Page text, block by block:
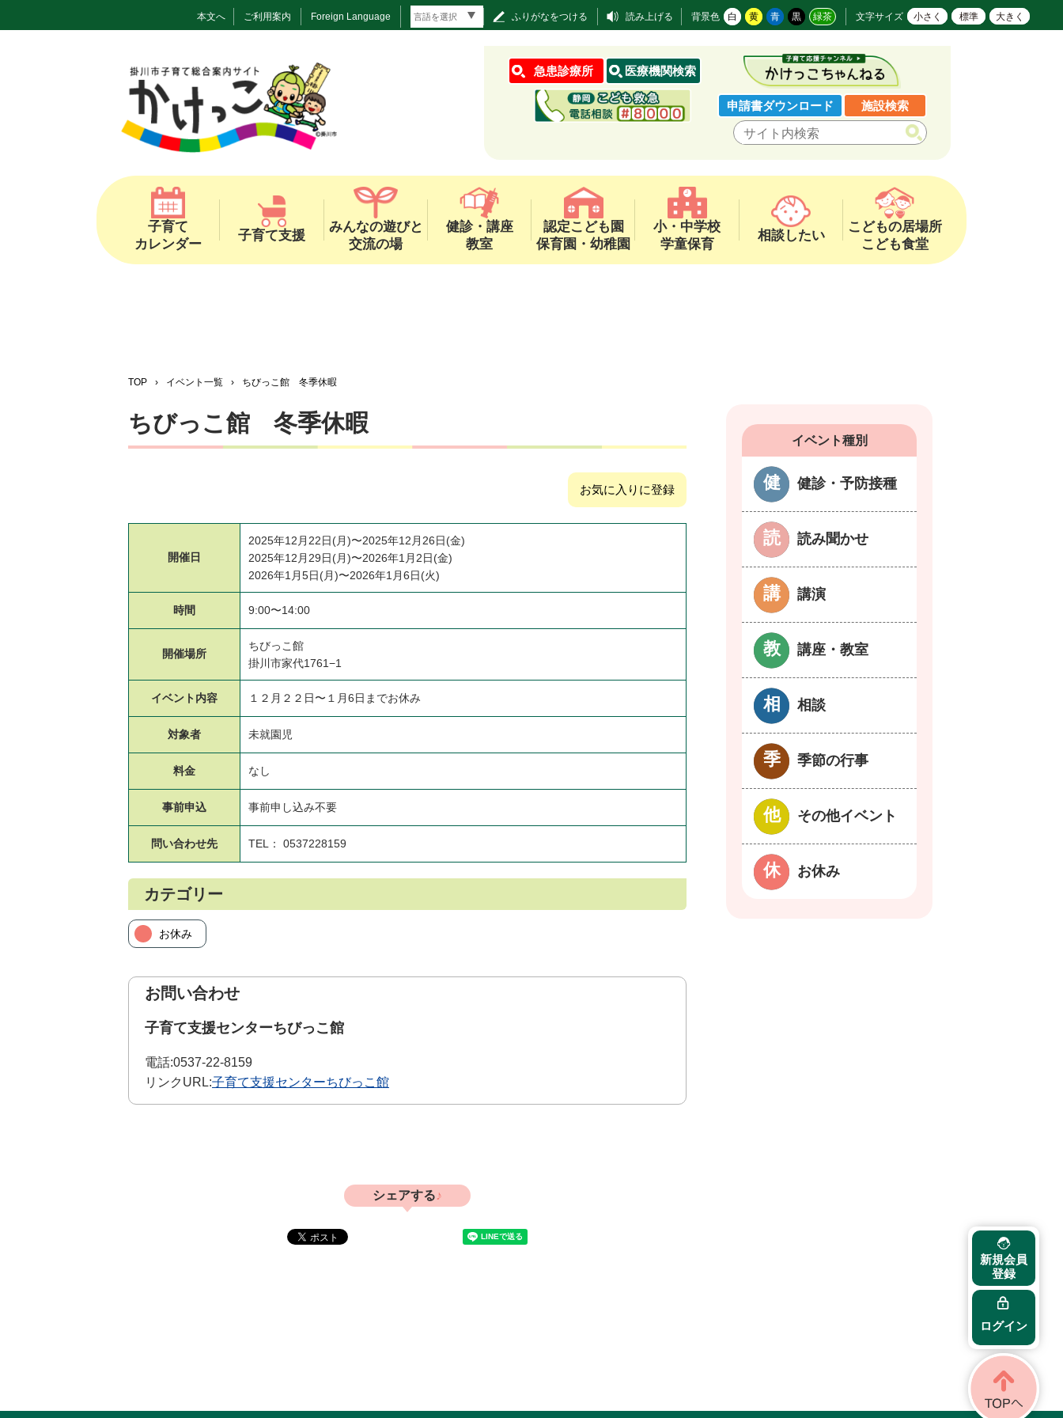
本文へ ご利用案内 Foreign Language ふりがなをつける 読み上げる 背景色 白 黄 青 黒 緑茶 文字サイズ 小さく 標準 大きく
急患診療所 医療機関検索
申請書ダウンロード 施設検索
子育て
カレンダー
子育て支援
みんなの遊びと
交流の場
健診・講座
教室
認定こども園
保育園・幼稚園
小・中学校
学童保育
相談したい
こどもの居場所
こども食堂
TOP › イベント一覧 › ちびっこ館 冬季休暇
ちびっこ館 冬季休暇
お気に入りに登録
開催日
2025年12月22日(月)〜2025年12月26日(金)
2025年12月29日(月)〜2026年1月2日(金)
2026年1月5日(月)〜2026年1月6日(火)
時間 9:00〜14:00
開催場所
ちびっこ館
掛川市家代1761−1
イベント 内容 １２月２２日〜１月6日までお休み
対象者 未就園児
料金 なし
事前申込 事前申し込み不要
問い合わせ先 TEL： 0537228159
カテゴリー
お休み
お問い合わせ
子育て支援センターちびっこ館
電話:0537-22-8159
リンクURL:子育て支援センターちびっこ館
シェアする
イベント種別
健診・予防接種
読み聞かせ
講演
講座・教室
相談
季節の行事
その他イベント
お休み
新規会員
登録
ログイン